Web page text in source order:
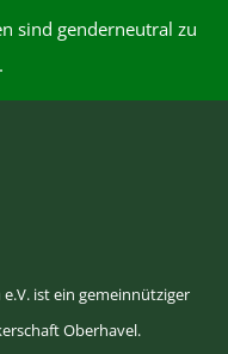
sind genderneutral zu
ist ein gemeinnütziger
Oberhavel.